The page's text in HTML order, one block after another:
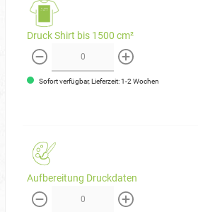
Druck Shirt bis 1500 cm²
weniger mehr
Sofort verfügbar, Lieferzeit: 1-2 Wochen
Aufbereitung Druckdaten
weniger mehr